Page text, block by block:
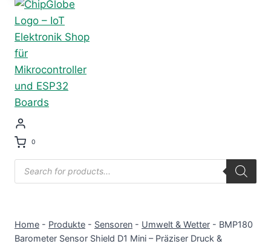
0
Products
search
Home - Produkte - Sensoren - Umwelt & Wetter - BMP180
Barometer Sensor Shield D1 Mini – Präziser Druck &